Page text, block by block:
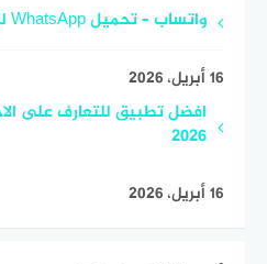
واتساب – تحميل WhatsApp للآيفون 2026 آخر إصدار
16 أبريل، 2026
افضل تطبيق للتعارف على
2026
16 أبريل، 2026